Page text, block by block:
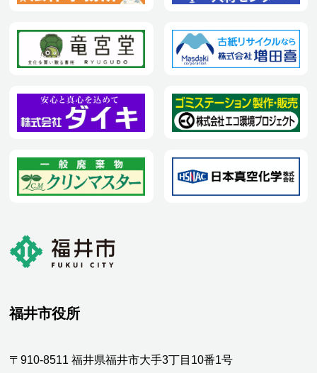
福井市役所
〒910-8511 福井県福井市大手3丁目10番1号